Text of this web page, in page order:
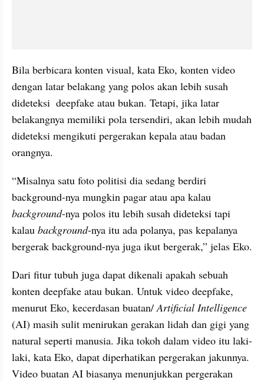
Bila berbicara konten visual, kata Eko, konten video
dengan latar belakang yang polos akan lebih susah
dideteksi  deepfake atau bukan. Tetapi, jika latar
belakangnya memiliki pola tersendiri, akan lebih mudah
dideteksi mengikuti pergerakan kepala atau badan
orangnya.
“Misalnya satu foto politisi dia sedang berdiri
background-nya polos itu lebih susah dideteksi tapi
kalau background-nya itu ada polanya, pas kepalanya
bergerak background-nya juga ikut bergerak,” jelas Eko.
Dari fitur tubuh juga dapat dikenali apakah sebuah
konten deepfake atau bukan. Untuk video deepfake,
menurut Eko, kecerdasan buatan/ Artificial Intelligence
(AI) masih sulit menirukan gerakan lidah dan gigi yang
natural seperti manusia. Jika tokoh dalam video itu laki-
laki, kata Eko, dapat diperhatikan pergerakan jakunnya.
Video buatan AI biasanya menunjukkan pergerakan